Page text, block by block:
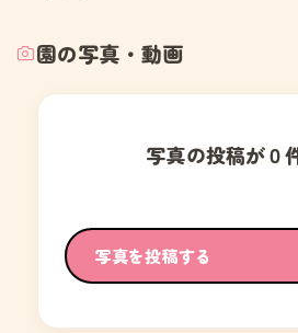
園の写真・動画
写真の投稿が０
写真を投稿する